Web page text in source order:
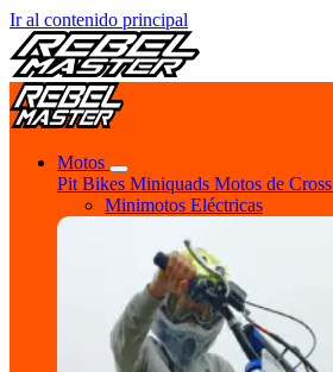
Ir al contenido principal
Motos
Pit Bikes Miniquads Motos de Cross
Minimotos Eléctricas